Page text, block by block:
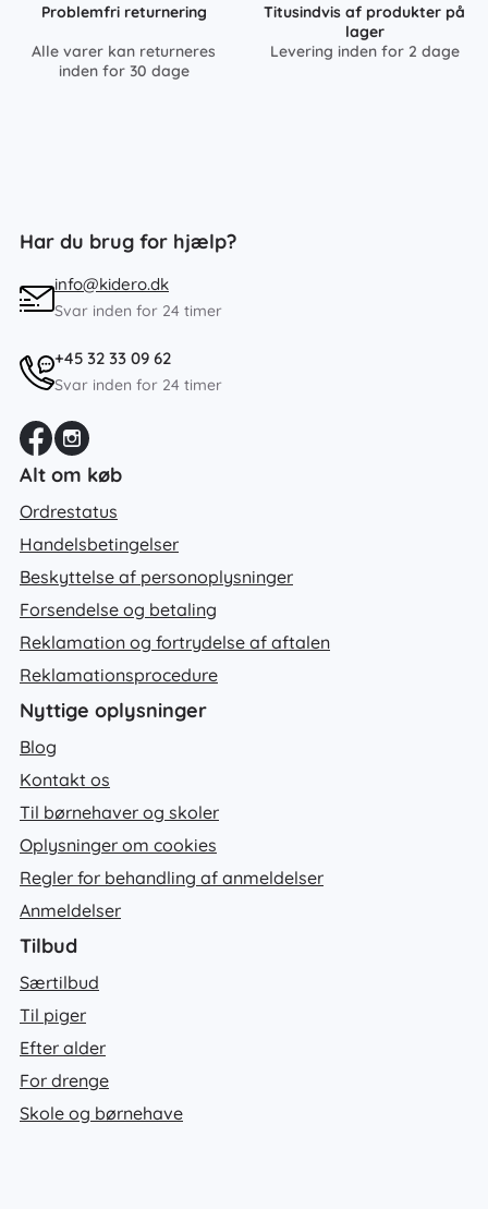
Problemfri returnering
Alle varer kan returneres
inden for 30 dage
Titusindvis af produkter på
lager
Levering inden for 2 dage
Har du brug for hjælp?
info@kidero.dk
Svar inden for 24 timer
+45 32 33 09 62
Svar inden for 24 timer
Alt om køb
Ordrestatus
Handelsbetingelser
Beskyttelse af personoplysninger
Forsendelse og betaling
Reklamation og fortrydelse af aftalen
Reklamationsprocedure
Nyttige oplysninger
Blog
Kontakt os
Til børnehaver og skoler
Oplysninger om cookies
Regler for behandling af anmeldelser
Anmeldelser
Tilbud
Særtilbud
Til piger
Efter alder
For drenge
Skole og børnehave